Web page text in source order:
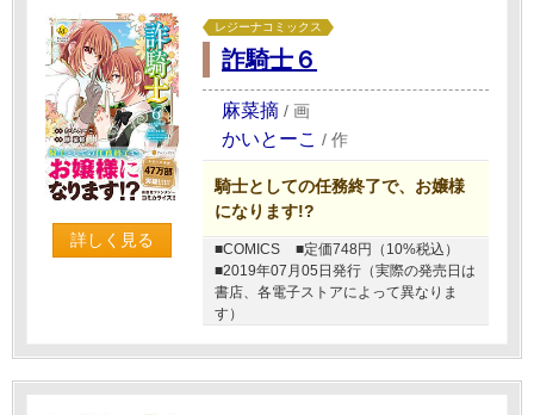
詳しく見る
レジーナコミックス
詐騎士６
麻菜摘 / 画
かいとーこ / 作
騎士としての任務終了で、お嬢様
になります!?
■COMICS
■定価748円（10%税込）
■2019年07月05日発行（実際の発売日は
書店、各電子ストアによって異なりま
す）